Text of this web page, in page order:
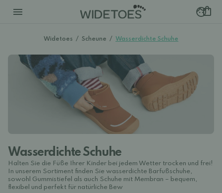
Widetoes / Scheune / Wasserdichte Schuhe
Wasserdichte Schuhe
Halten Sie die Füße Ihrer Kinder bei jedem Wetter trocken und frei!
In unserem Sortiment finden Sie wasserdichte Barfußschuhe,
sowohl Gummistiefel als auch Schuhe mit Membran – bequem,
flexibel und perfekt für natürliche Bew